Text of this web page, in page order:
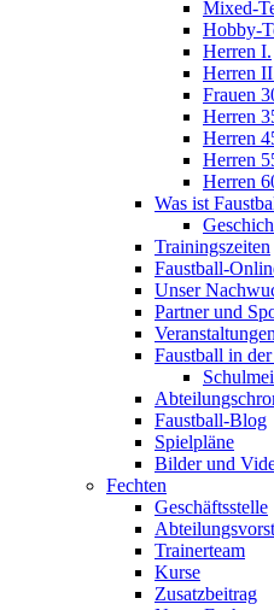
Mixed-
Hobby-
Herren I.
Herren
Frauen
Herren
Herren
Herren
Herren
Was ist
Trainingszeiten
Faustball-
Unser
Partner und
Veranstaltungen
Faustball in
Faustball-Blog
Spielpläne
Bilder und
Fechten
Geschäftsstelle
Trainerteam
Kurse
Zusatzbeitrag